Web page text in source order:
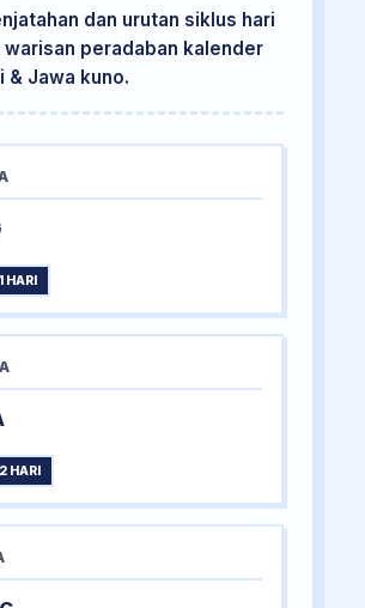
dan urutan siklus hari
peradaban kalender
& Jawa kuno.
HARI
HARI